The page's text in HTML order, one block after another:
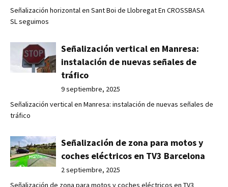
Señalización horizontal en Sant Boi de Llobregat En CROSSBASA
SL seguimos
Señalización vertical en Manresa:
instalación de nuevas señales de
tráfico
9 septiembre, 2025
Señalización vertical en Manresa: instalación de nuevas señales de
tráfico
Señalización de zona para motos y
coches eléctricos en TV3 Barcelona
2 septiembre, 2025
Señalización de zona para motos y coches eléctricos en TV3